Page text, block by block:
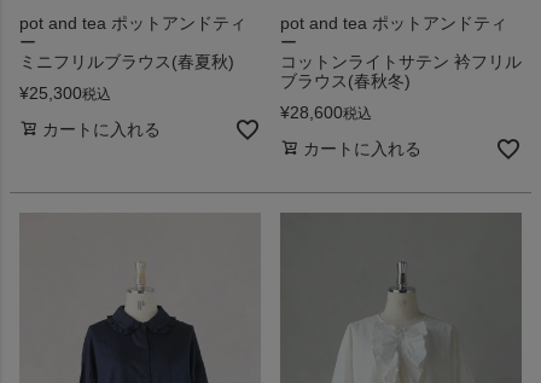
pot and tea ポットアンドティ
ー
ミニフリルブラウス(春夏秋)
¥25,300税込
カートに入れる
pot and tea ポットアンドティ
ー
コットンライトサテン 衿フリル
ブラウス(春秋冬)
¥28,600税込
カートに入れる